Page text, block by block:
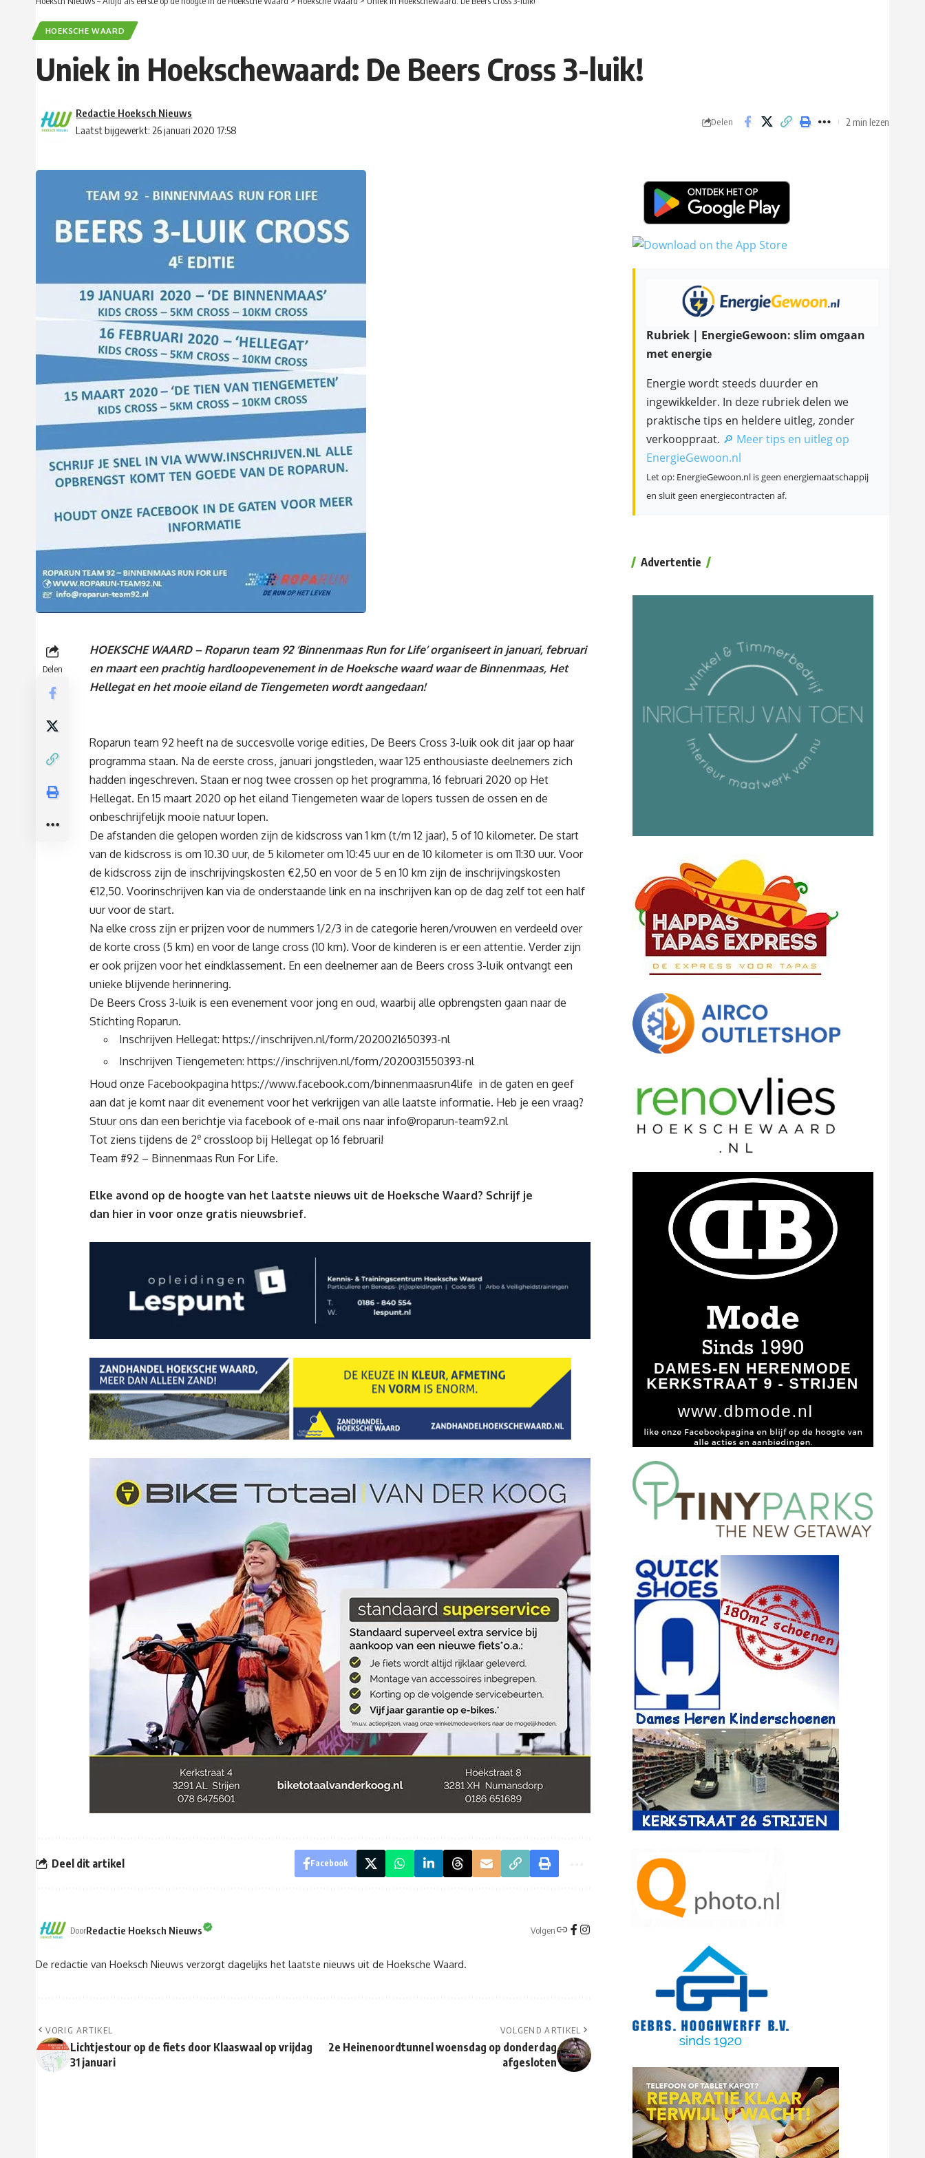
HOEKSCHE WAARD
Uniek in Hoekschewaard: De Beers Cross 3-luik!
Laatst bijgewerkt: 26 januari 2020 17:58
Redactie Hoeksch Nieuws
Delen 2 min lezen
Delen
HOEKSCHE WAARD – Roparun team 92 ‘Binnenmaas Run for Life’ organiseert in januari, februari
en maart een prachtig hardloopevenement in de Hoeksche waard waar de Binnenmaas, Het
Hellegat en het mooie eiland de Tiengemeten wordt aangedaan!
Roparun team 92 heeft na de succesvolle vorige edities, De Beers Cross 3-luik ook dit jaar op haar
programma staan. Na de eerste cross, januari jongstleden, waar 125 enthousiaste deelnemers zich
hadden ingeschreven. Staan er nog twee crossen op het programma, 16 februari 2020 op Het
Hellegat. En 15 maart 2020 op het eiland Tiengemeten waar de lopers tussen de ossen en de
onbeschrijfelijk mooie natuur lopen.
De afstanden die gelopen worden zijn de kidscross van 1 km (t/m 12 jaar), 5 of 10 kilometer. De start
van de kidscross is om 10.30 uur, de 5 kilometer om 10:45 uur en de 10 kilometer is om 11:30 uur. Voor
de kidscross zijn de inschrijvingskosten €2,50 en voor de 5 en 10 km zijn de inschrijvingskosten
€12,50. Voorinschrijven kan via de onderstaande link en na inschrijven kan op de dag zelf tot een half
uur voor de start.
Na elke cross zijn er prijzen voor de nummers 1/2/3 in de categorie heren/vrouwen en verdeeld over
de korte cross (5 km) en voor de lange cross (10 km). Voor de kinderen is er een attentie. Verder zijn
er ook prijzen voor het eindklassement. En een deelnemer aan de Beers cross 3-luik ontvangt een
unieke blijvende herinnering.
De Beers Cross 3-luik is een evenement voor jong en oud, waarbij alle opbrengsten gaan naar de
Stichting Roparun.
Inschrijven Hellegat: https://inschrijven.nl/form/2020021650393-nl
Inschrijven Tiengemeten: https://inschrijven.nl/form/2020031550393-nl
Houd onze Facebookpagina https://www.facebook.com/binnenmaasrun4life in de gaten en geef
aan dat je komt naar dit evenement voor het verkrijgen van alle laatste informatie. Heb je een vraag?
Stuur ons dan een berichtje via facebook of e-mail ons naar info@roparun-team92.nl
Tot ziens tijdens de 2e crossloop bij Hellegat op 16 februari!
Team #92 – Binnenmaas Run For Life.
Elke avond op de hoogte van het laatste nieuws uit de Hoeksche Waard? Schrijf je
dan hier in voor onze gratis nieuwsbrief.
Deel dit artikel Facebook
DoorRedactie Hoeksch Nieuws Volgen
De redactie van Hoeksch Nieuws verzorgt dagelijks het laatste nieuws uit de Hoeksche Waard.
VORIG ARTIKEL
Lichtjestour op de fiets door Klaaswaal op vrijdag
31 januari
VOLGEND ARTIKEL
2e Heinenoordtunnel woensdag op donderdag
afgesloten
Rubriek | EnergieGewoon: slim omgaan
met energie
Energie wordt steeds duurder en
ingewikkelder. In deze rubriek delen we
praktische tips en heldere uitleg, zonder
verkooppraat. 🔎 Meer tips en uitleg op
EnergieGewoon.nl
Let op: EnergieGewoon.nl is geen energiemaatschappij
en sluit geen energiecontracten af.
Advertentie